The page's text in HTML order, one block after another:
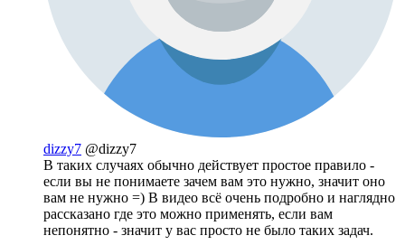
dizzy7 @dizzy7
В таких случаях обычно действует простое правило -
если вы не понимаете зачем вам это нужно, значит оно
вам не нужно =) В видео всё очень подробно и наглядно
рассказано где это можно применять, если вам
непонятно - значит у вас просто не было таких задач.